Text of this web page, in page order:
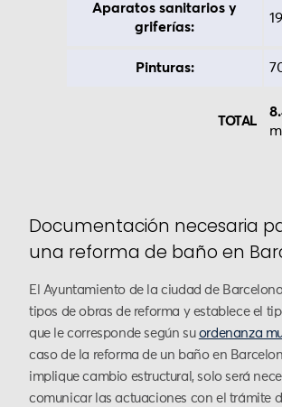
Aparatos sanitarios y
griferías:
Pinturas:
TOTAL
Documentación necesaria
una reforma de baño en
El Ayuntamiento de la ciudad de
tipos de obras de reforma y establece el
que le corresponde según su ordenanza
caso de la reforma de un baño en
implique cambio estructural, solo será
comunicar las actuaciones con el trámite